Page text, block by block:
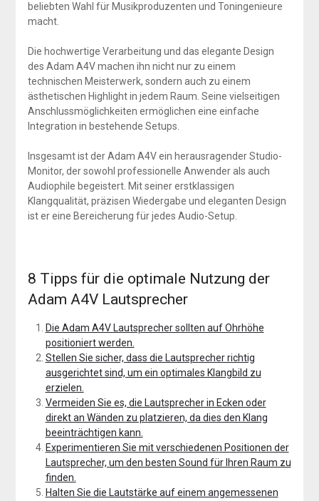
beliebten Wahl für Musikproduzenten und Toningenieure
macht.
Die hochwertige Verarbeitung und das elegante Design
des Adam A4V machen ihn nicht nur zu einem
technischen Meisterwerk, sondern auch zu einem
ästhetischen Highlight in jedem Raum. Seine vielseitigen
Anschlussmöglichkeiten ermöglichen eine einfache
Integration in bestehende Setups.
Insgesamt ist der Adam A4V ein herausragender Studio-
Monitor, der sowohl professionelle Anwender als auch
Audiophile begeistert. Mit seiner erstklassigen
Klangqualität, präzisen Wiedergabe und eleganten Design
ist er eine Bereicherung für jedes Audio-Setup.
8 Tipps für die optimale Nutzung der
Adam A4V Lautsprecher
Die Adam A4V Lautsprecher sollten auf Ohrhöhe
positioniert werden.
Stellen Sie sicher, dass die Lautsprecher richtig
ausgerichtet sind, um ein optimales Klangbild zu
erzielen.
Vermeiden Sie es, die Lautsprecher in Ecken oder
direkt an Wänden zu platzieren, da dies den Klang
beeinträchtigen kann.
Experimentieren Sie mit verschiedenen Positionen der
Lautsprecher, um den besten Sound für Ihren Raum zu
finden.
Halten Sie die Lautstärke auf einem angemessenen